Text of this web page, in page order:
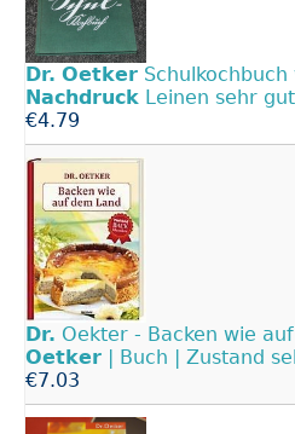
Dr. Oetker
Nachdruck Leinen sehr gut
€4.79
Dr. Oekter - Backen wie
Oetker | Buch | Zustand
€7.03